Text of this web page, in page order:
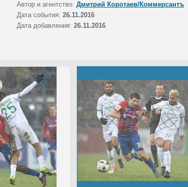
Автор и агентство: Дмитрий Коротаев/Коммерсантъ
Дата события: 26.11.2016
Дата добавления: 26.11.2016